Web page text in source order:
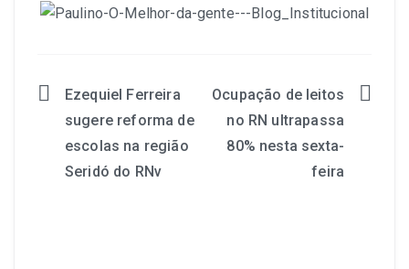
Ezequiel Ferreira
sugere reforma de
escolas na região
Seridó do RNv
Ocupação de leitos
no RN ultrapassa
80% nesta sexta-
feira